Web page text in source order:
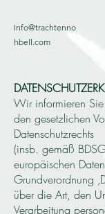
Info@trachtenno
hbell.com
Wir informieren
den gesetzlichen
Datenschutzrechts
(insb. gemäß
europäischen
Grundverordnung
über die Art, den
Verarbeitung